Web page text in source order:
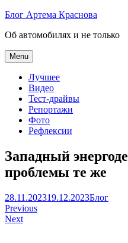
Skip
content
Блог Артема Краснова
Об автомобилях и не только
Menu
Лучшее
Видео
Тест-драйвы
Репортажи
Фото
Рефлексии
Западный
проблемы те же
Артем
Краснов
28.11.202319.12.2023Блог
Навигация
по
Previous
Next